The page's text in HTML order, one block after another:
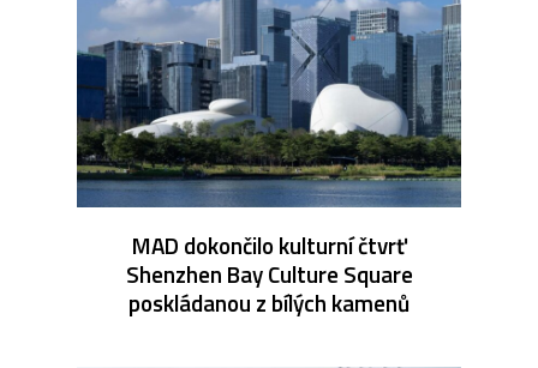
MAD dokončilo kulturní čtvrť
Shenzhen Bay Culture Square
poskládanou z bílých kamenů